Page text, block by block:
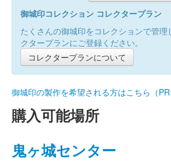
御城印コレクション コレクタープラン
たくさんの御城印をコレクションで管理
クタープランにご登録ください。
コレクタープランについて
御城印の製作を希望される方はこちら（PR
購入可能場所
鬼ヶ城センター